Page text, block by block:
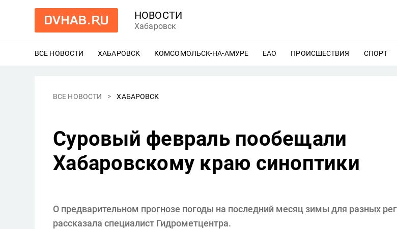
НОВОСТИ
Хабаровск
ВСЕ НОВОСТИ ХАБАРОВСК ЕЩЕ
КОМСОМОЛЬСК-НА-АМУРЕ ЕЩЕ
ЕАО ЕЩЕ
ПРОИСШЕСТВИЯ ЕЩЕ
СПОРТ
ВСЕ НОВОСТИ ХАБАРОВСК
Суровый февраль пообещали
Хабаровскому краю синоптики
О предварительном прогнозе погоды на последний месяц зимы для разных
рассказала специалист Гидрометцентра.